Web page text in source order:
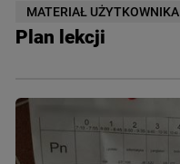
MATERIAŁ UŻYTKOWNIKA
Plan lekcji